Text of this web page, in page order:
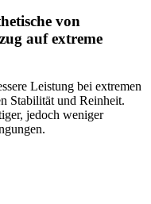
von
auf extreme
Leistung bei extremen
Stabilität und Reinheit.
jedoch weniger